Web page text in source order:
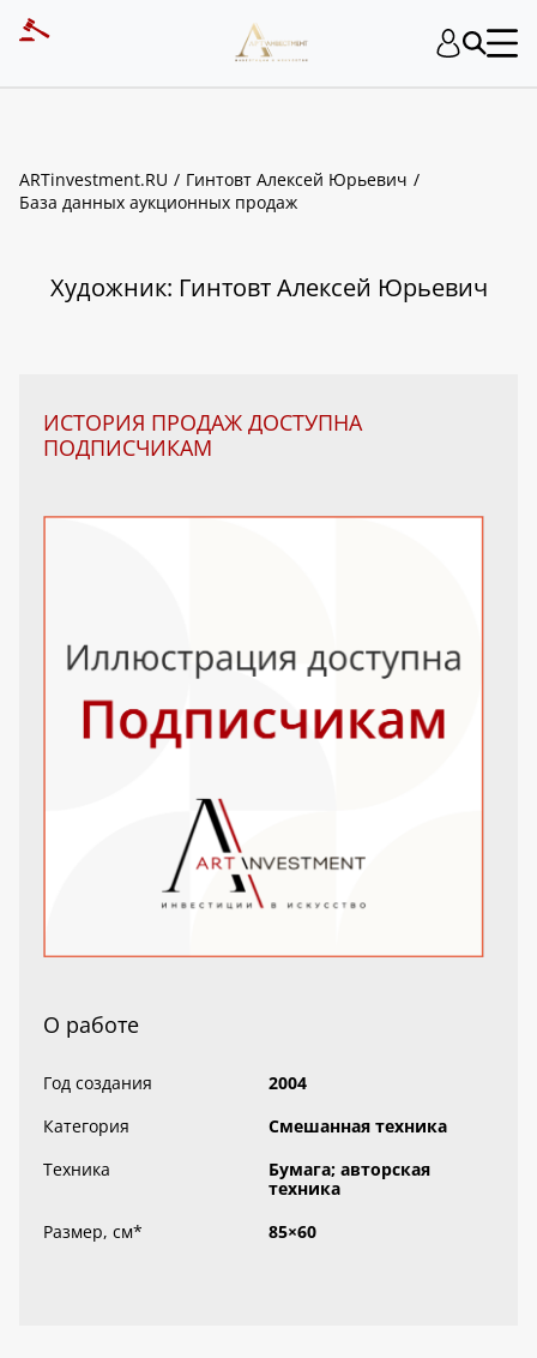
ARTinvestment.RU
Гинтовт Алексей Юрьевич
База данных аукционных продаж
Художник: Гинтовт Алексей Юрьевич
ИСТОРИЯ ПРОДАЖ ДОСТУПНА
ПОДПИСЧИКАМ
О работе
Год создания
2004
Категория
Смешанная техника
Техника
Бумага; авторская
техника
Размер, см* 85×60